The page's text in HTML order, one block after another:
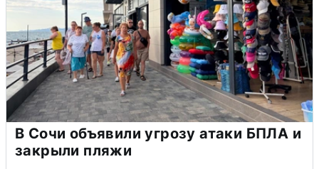
В Сочи объявили угрозу атаки БПЛА и
закрыли пляжи